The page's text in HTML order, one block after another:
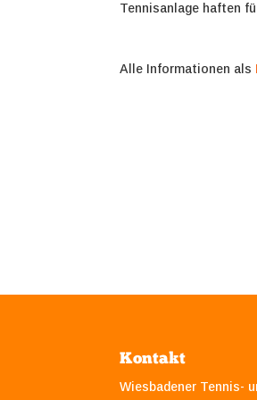
Tennisanlage haften
Alle Informationen als
Kontakt
Wiesbadener Tennis-